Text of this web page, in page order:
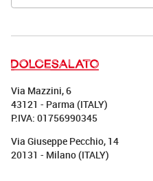
Via Mazzini, 6
43121 - Parma (ITALY)
P.IVA: 01756990345
Via Giuseppe Pecchio, 14
20131 - Milano (ITALY)